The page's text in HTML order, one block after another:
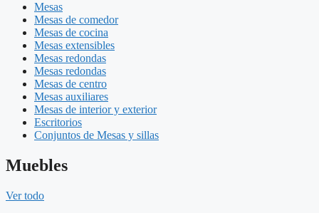
Mesas
Mesas de comedor
Mesas de cocina
Mesas extensibles
Mesas redondas
Mesas redondas
Mesas de centro
Mesas auxiliares
Mesas de interior y exterior
Escritorios
Conjuntos de Mesas y sillas
Muebles
Ver todo